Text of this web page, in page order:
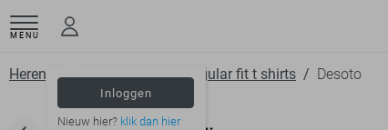
MENU
Inloggen
Nieuw hier? klik dan hier
Herenkleding T shirts Regular fit t shirts Desoto